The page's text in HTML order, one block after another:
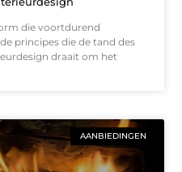
die voortdurend
principes die de tand des
draait om het
AANBIEDINGEN